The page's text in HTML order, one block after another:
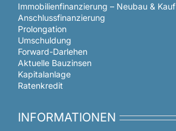
Immobilienfinanzierung – Neubau & Kauf
Anschlussfinanzierung
Prolongation
Umschuldung
Forward-Darlehen
Aktuelle Bauzinsen
Kapitalanlage
Ratenkredit
INFORMATIONEN